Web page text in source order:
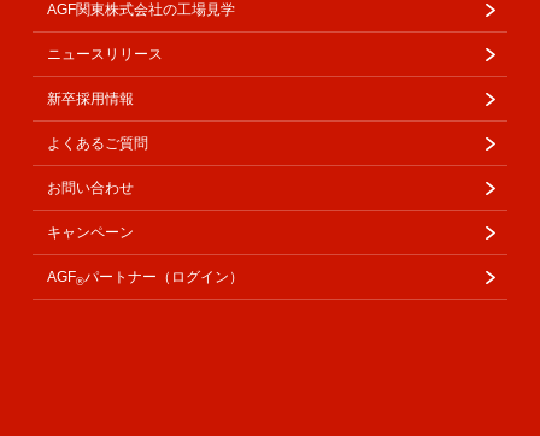
AGF関東株式会社の工場見学
ニュースリリース
新卒採用情報
よくあるご質問
お問い合わせ
キャンペーン
AGF®パートナー（ログイン）